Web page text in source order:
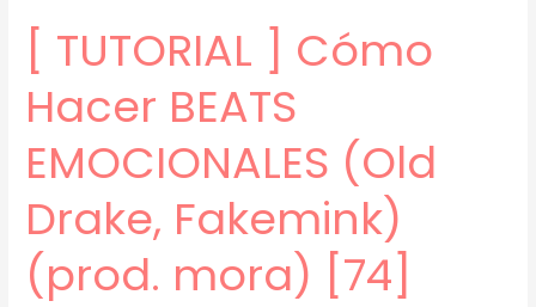
[ TUTORIAL ] Cómo
Hacer BEATS
EMOCIONALES (Old
Drake, Fakemink)
(prod. mora) [74]